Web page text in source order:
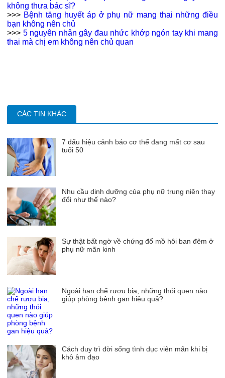
không thưa bác sĩ?
>>> Bệnh tăng huyết áp ở phụ nữ mang thai những điều
bạn không nên chủ
>>> 5 nguyên nhân gây đau nhức khớp ngón tay khi mang
thai mà chị em không nên chủ quan​
CÁC TIN KHÁC
7 dấu hiệu cảnh báo cơ thể đang mất cơ sau
tuổi 50
Nhu cầu dinh dưỡng của phụ nữ trung niên thay
đổi như thế nào?
Sự thật bất ngờ về chứng đổ mồ hôi ban đêm ở
phụ nữ mãn kinh
Ngoài hạn chế rượu bia, những thói quen nào
giúp phòng bệnh gan hiệu quả?
Cách duy trì đời sống tình dục viên mãn khi bị
khô âm đạo